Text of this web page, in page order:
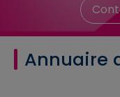
Annuaire